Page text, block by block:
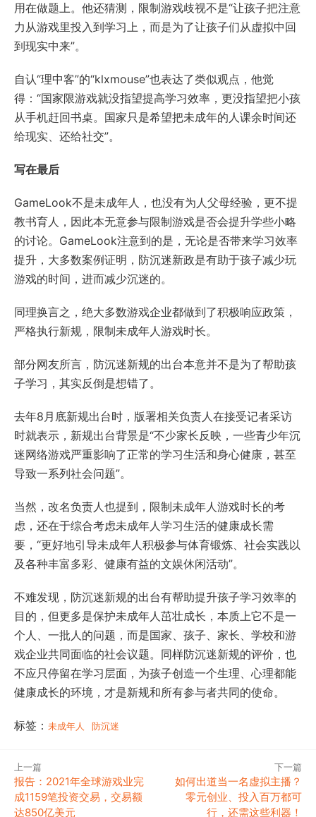
用在做题上。他还猜测，限制游戏歧视不是“让孩子把注意
力从游戏里投入到学习上，而是为了让孩子们从虚拟中回
到现实中来”。
自认“理中客”的“klxmouse”也表达了类似观点，他觉
得：“国家限游戏就没指望提高学习效率，更没指望把小孩
从手机赶回书桌。国家只是希望把未成年的人课余时间还
给现实、还给社交”。
写在最后
GameLook不是未成年人，也没有为人父母经验，更不提
教书育人，因此本无意参与限制游戏是否会提升学些小略
的讨论。GameLook注意到的是，无论是否带来学习效率
提升，大多数案例证明，防沉迷新政是有助于孩子减少玩
游戏的时间，进而减少沉迷的。
同理换言之，绝大多数游戏企业都做到了积极响应政策，
严格执行新规，限制未成年人游戏时长。
部分网友所言，防沉迷新规的出台本意并不是为了帮助孩
子学习，其实反倒是想错了。
去年8月底新规出台时，版署相关负责人在接受记者采访
时就表示，新规出台背景是“不少家长反映，一些青少年沉
迷网络游戏严重影响了正常的学习生活和身心健康，甚至
导致一系列社会问题”。
当然，改名负责人也提到，限制未成年人游戏时长的考
虑，还在于综合考虑未成年人学习生活的健康成长需
要，“更好地引导未成年人积极参与体育锻炼、社会实践以
及各种丰富多彩、健康有益的文娱休闲活动”。
不难发现，防沉迷新规的出台有帮助提升孩子学习效率的
目的，但更多是保护未成年人茁壮成长，本质上它不是一
个人、一批人的问题，而是国家、孩子、家长、学校和游
戏企业共同面临的社会议题。同样防沉迷新规的评价，也
不应只停留在学习层面，为孩子创造一个生理、心理都能
健康成长的环境，才是新规和所有参与者共同的使命。
标签： 未成年人 防沉迷
上一篇
报告：2021年全球游戏业完
成1159笔投资交易，交易额
达850亿美元
下一篇
如何出道当一名虚拟主播？
零元创业、投入百万都可
行，还需这些利器！